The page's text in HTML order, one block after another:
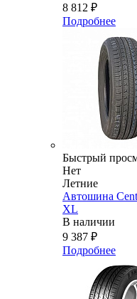
8 812 ₽
Подробнее
Быстрый
Нет
Летние
Автошина
XL
В наличии
9 387 ₽
Подробнее